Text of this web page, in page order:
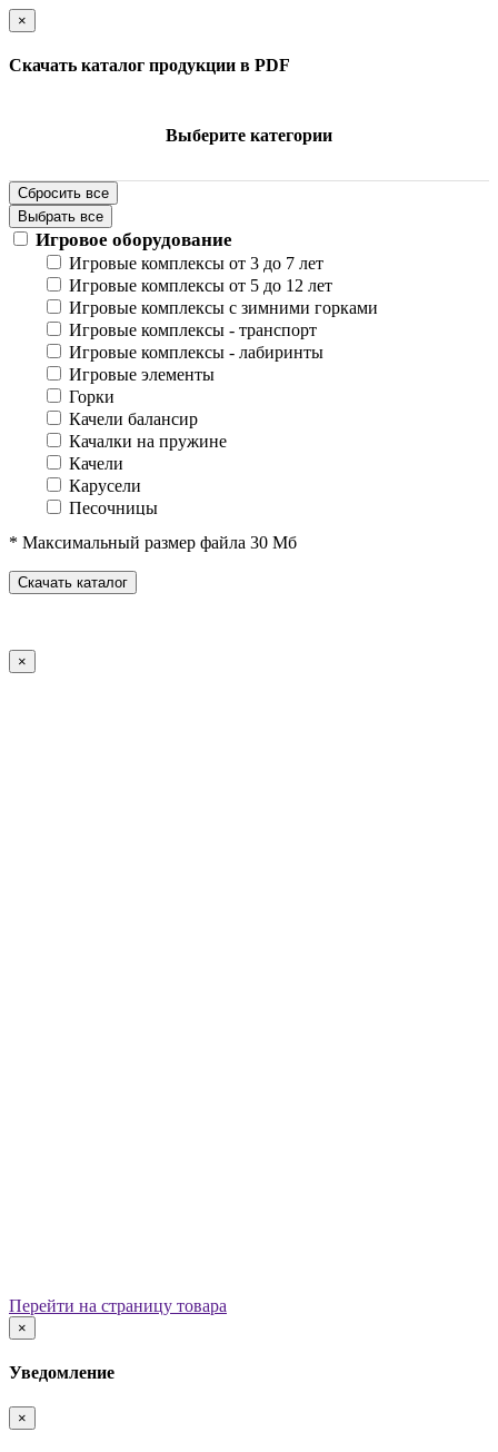
×
Скачать каталог продукции в PDF
Выберите категории
Сбросить все
Выбрать все
Игровое оборудование
Игровые комплексы от 3 до 7 лет
Игровые комплексы от 5 до 12 лет
Игровые комплексы с зимними горками
Игровые комплексы - транспорт
Игровые комплексы - лабиринты
Игровые элементы
Горки
Качели балансир
Качалки на пружине
Качели
Карусели
Песочницы
Домики-беседки
Детские столики и скамьи
Теневые навесы и сцены
Игровые элементы
Качалки на пружине
* Максимальный размер файла 30 Мб
Скачать каталог
×
Перейти на страницу товара
×
Уведомление
×